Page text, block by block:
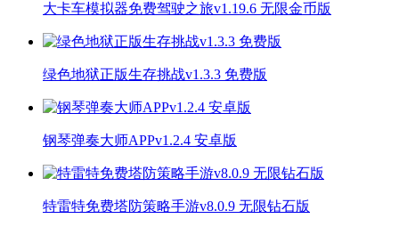
大卡车模拟器免费驾驶之旅v1.19.6 无限金币版
绿色地狱正版生存挑战v1.3.3 免费版
钢琴弹奏大师APPv1.2.4 安卓版
特雷特免费塔防策略手游v8.0.9 无限钻石版